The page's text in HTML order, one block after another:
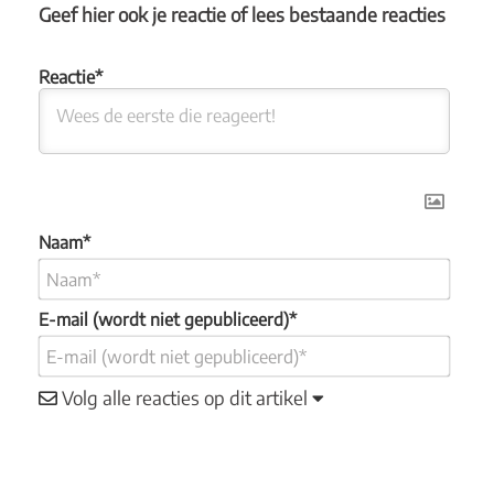
Geef hier ook je reactie of lees bestaande reacties
Naam*
E-mail (wordt niet gepubliceerd)*
Volg alle reacties op dit artikel